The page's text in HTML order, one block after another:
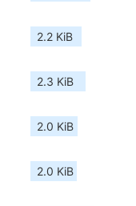
2.2 KiB
2.3 KiB
2.0 KiB
2.0 KiB